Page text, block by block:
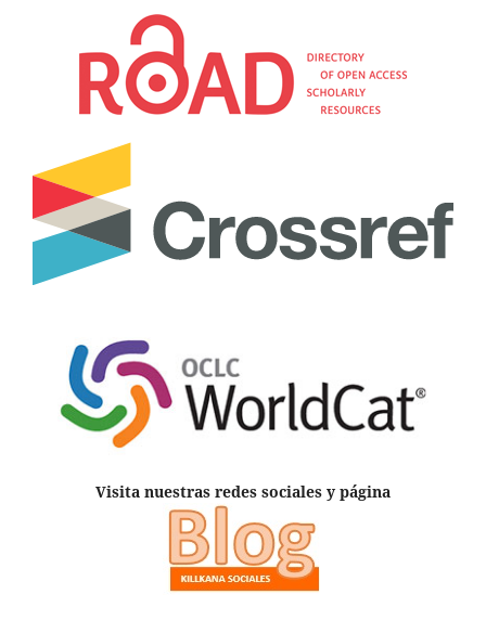
Visita nuestras redes sociales y página